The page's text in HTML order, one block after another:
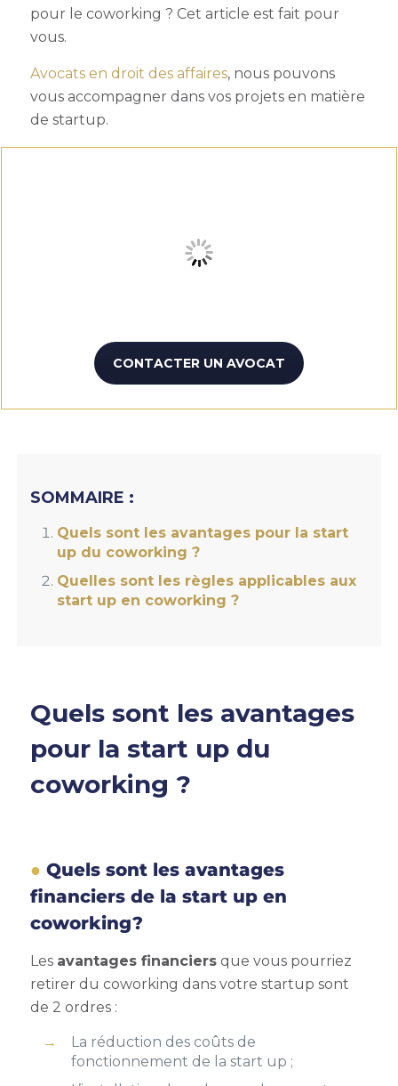
pour le coworking ? Cet article est fait pour
vous.
Avocats en droit des affaires, nous pouvons
vous accompagner dans vos projets en matière
de startup.
CONTACTER UN AVOCAT
SOMMAIRE :
Quels sont les avantages pour la start
up du coworking ?
Quelles sont les règles applicables aux
start up en coworking ?
Quels sont les avantages
pour la start up du
coworking ?
Quels sont les avantages
financiers de la start up en
coworking?
Les avantages financiersque vous pourriez
retirer du coworking dans votre startup sont
de 2 ordres :
La réduction des coûts de
fonctionnement de la start up ;